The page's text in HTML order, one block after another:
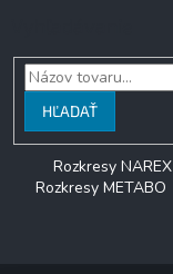
HĽADAŤ
Rozkresy NAREX
Rozkresy METABO